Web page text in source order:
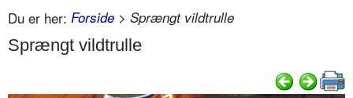
Du er her: Forside > Sprængt vildtrulle
Sprængt vildtrulle